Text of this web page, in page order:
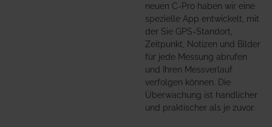
neuen C-Pro haben wir eine
spezielle App entwickelt, mit
der Sie GPS-Standort,
Zeitpunkt, Notizen und Bilder
für jede Messung abrufen
und Ihren Messverlauf
verfolgen können. Die
Überwachung ist handlicher
und praktischer als je zuvor.